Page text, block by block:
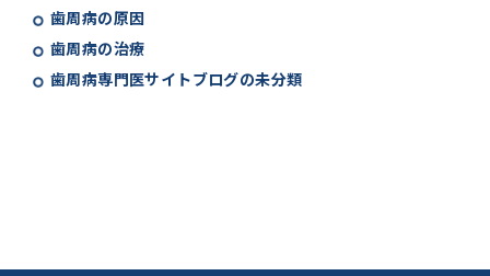
歯周病の原因
歯周病の治療
歯周病専門医サイトブログの未分類